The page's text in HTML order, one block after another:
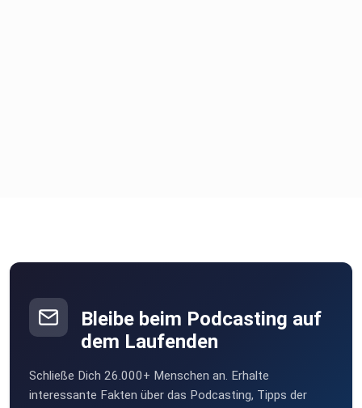
Bleibe beim Podcasting auf
dem Laufenden
Schließe Dich 26.000+ Menschen an. Erhalte
interessante Fakten über das Podcasting, Tipps der